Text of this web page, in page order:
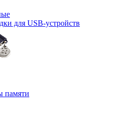
для USB-устройств
памяти